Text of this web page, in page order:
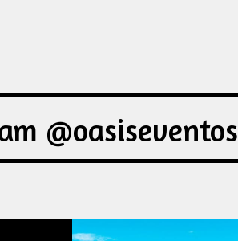
@oasiseventos